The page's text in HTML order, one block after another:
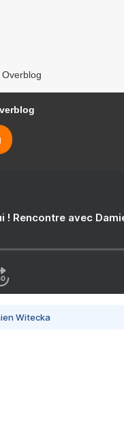
! Rencontre avec
Witecka